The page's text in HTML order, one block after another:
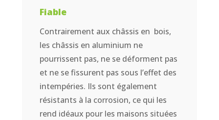
Fiable
Contrairement aux châssis en bois,
les châssis en aluminium ne
pourrissent pas, ne se déforment pas
et ne se fissurent pas sous l’effet des
intempéries. Ils sont également
résistants à la corrosion, ce qui les
rend idéaux pour les maisons situées